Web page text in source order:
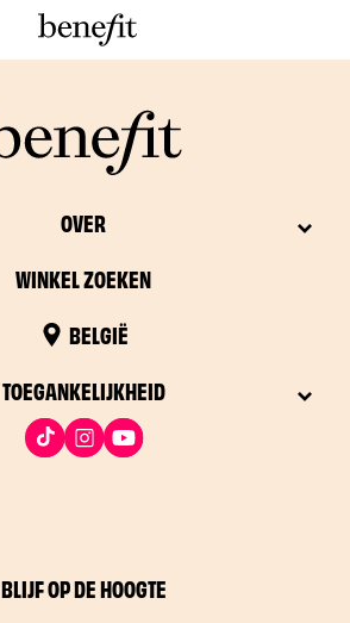
OVER
WINKEL ZOEKEN
BELGIË
TOEGANKELIJKHEID
BLIJF OP DE HOOGTE